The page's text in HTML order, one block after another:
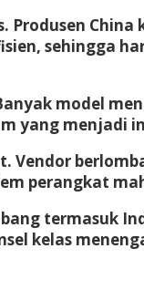
Produsen China
sehingga
model
yang menjadi
Vendor
perangkat
termasuk
kelas